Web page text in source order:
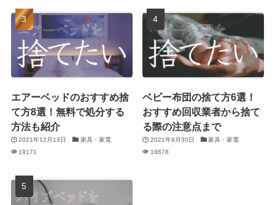
エアーベッドのおすすめ捨
て方8選！無料で処分する
方法も紹介
2021年12月13日
家具・家電
19171
ベビー布団の捨て方6選！
おすすめ回収業者から捨て
る際の注意点まで
2021年9月30日
家具・家電
18678